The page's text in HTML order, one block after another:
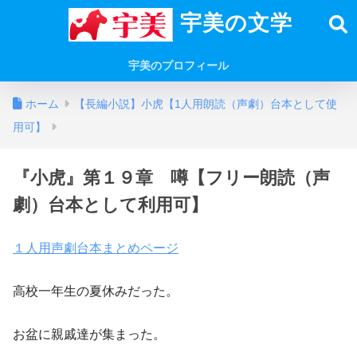
宇美の文学
宇美のプロフィール
ホーム
【長編小説】小虎【1人用朗読（声劇）台本として使
用可】
『小虎』第１９章 噂【フリー朗読（声
劇）台本として利用可】
１人用声劇台本まとめページ
高校一年生の夏休みだった。
お盆に親戚達が集まった。